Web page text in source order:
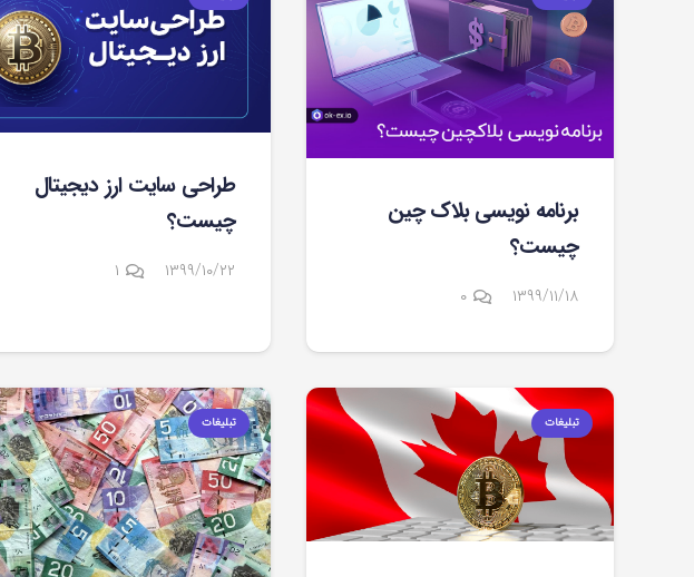
برنامه نویسی بلاک چین
چیست؟
۱۳۹۹/۱۱/۱۸ ۰
طراحی سایت ارز دیجیتال
چیست؟
۱۳۹۹/۱۰/۲۲ ۱دیدگاه
تبلیغات تبلیغات